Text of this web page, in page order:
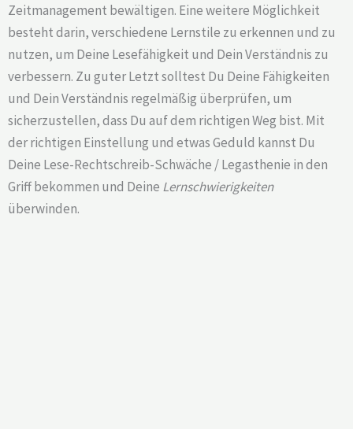
Zeitmanagement bewältigen. Eine weitere Möglichkeit
besteht darin, verschiedene Lernstile zu erkennen und zu
nutzen, um Deine Lesefähigkeit und Dein Verständnis zu
verbessern. Zu guter Letzt solltest Du Deine Fähigkeiten
und Dein Verständnis regelmäßig überprüfen, um
sicherzustellen, dass Du auf dem richtigen Weg bist. Mit
der richtigen Einstellung und etwas Geduld kannst Du
Deine Lese-Rechtschreib-Schwäche / Legasthenie in den
Griff bekommen und Deine Lernschwierigkeiten
überwinden.